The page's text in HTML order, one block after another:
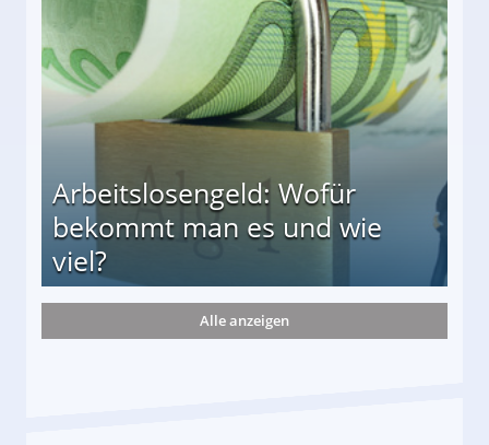
Arbeitslosengeld: Wofür
bekommt man es und wie
viel?
und wie viel?
Alle anzeigen